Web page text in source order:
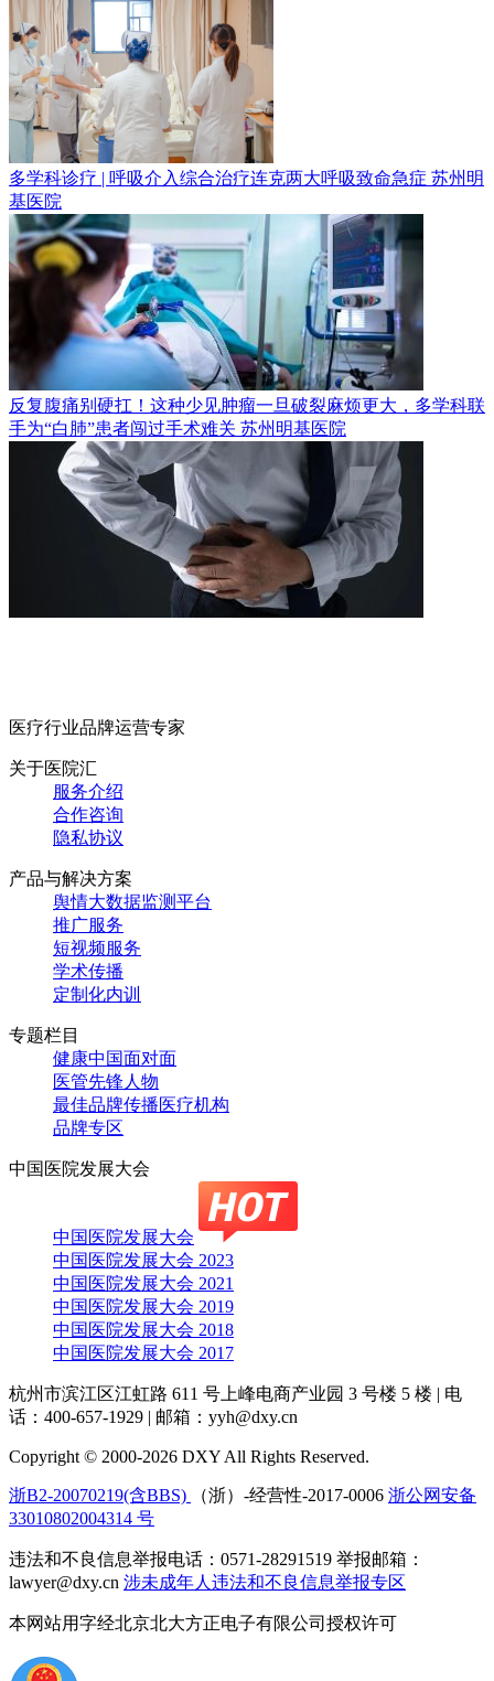
多学科诊疗 | 呼吸介入综合治疗连克两大呼吸致命急症 苏州明
基医院
反复腹痛别硬扛！这种少见肿瘤一旦破裂麻烦更大，多学科联
手为“白肺”患者闯过手术难关 苏州明基医院
医疗行业品牌运营专家
关于医院汇
服务介绍
合作咨询
隐私协议
产品与解决方案
舆情大数据监测平台
推广服务
短视频服务
学术传播
定制化内训
专题栏目
健康中国面对面
医管先锋人物
最佳品牌传播医疗机构
品牌专区
中国医院发展大会
中国医院发展大会
中国医院发展大会 2023
中国医院发展大会 2021
中国医院发展大会 2019
中国医院发展大会 2018
中国医院发展大会 2017
杭州市滨江区江虹路 611 号上峰电商产业园 3 号楼 5 楼 | 电
话：400-657-1929 | 邮箱：yyh@dxy.cn
Copyright © 2000-2026 DXY All Rights Reserved.
浙B2-20070219(含BBS) （浙）-经营性-2017-0006 浙公网安备
33010802004314 号
违法和不良信息举报电话：0571-28291519 举报邮箱：
lawyer@dxy.cn 涉未成年人违法和不良信息举报专区
本网站用字经北京北大方正电子有限公司授权许可